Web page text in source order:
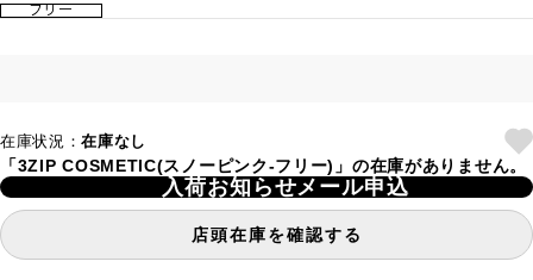
フリー
在庫状況：在庫なし
「3ZIP COSMETIC(スノーピンク-フリー)」の在庫がありません。
入荷お知らせメール申込
店頭在庫を確認する